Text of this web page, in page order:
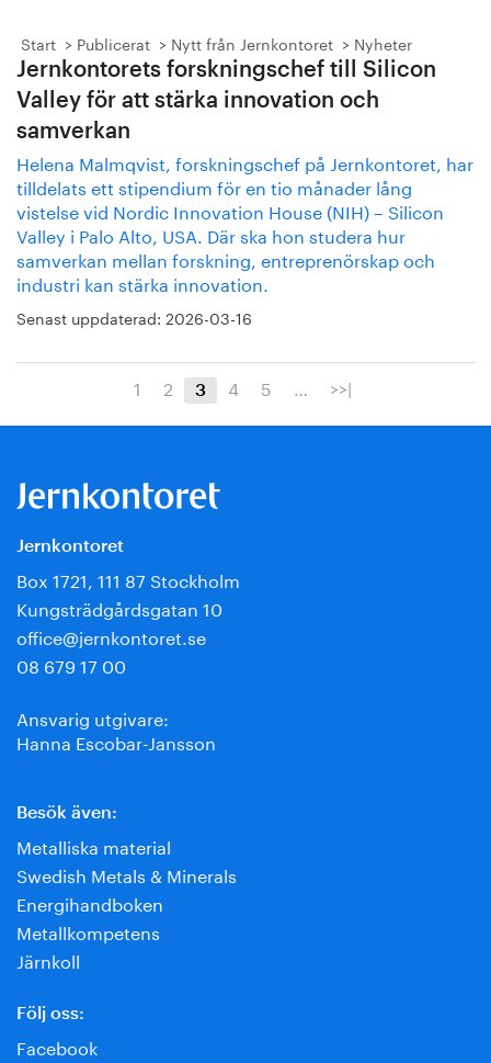
Start Publicerat Nytt från Jernkontoret Nyheter
Jernkontorets forskningschef till Silicon
Valley för att stärka innovation och
samverkan
Helena Malmqvist, forskningschef på Jernkontoret, har
tilldelats ett stipendium för en tio månader lång
vistelse vid Nordic Innovation House (NIH) – Silicon
Valley i Palo Alto, USA. Där ska hon studera hur
samverkan mellan forskning, entreprenörskap och
industri kan stärka innovation.
Senast uppdaterad: 2026-03-16
1 2 3 4 5 … >>|
Jernkontoret
Box 1721, 111 87 Stockholm
Kungsträdgårdsgatan 10
office@jernkontoret.se
08 679 17 00
Ansvarig utgivare:
Hanna Escobar-Jansson
Besök även:
Metalliska material
Swedish Metals & Minerals
Energihandboken
Metallkompetens
Järnkoll
Följ oss:
Facebook